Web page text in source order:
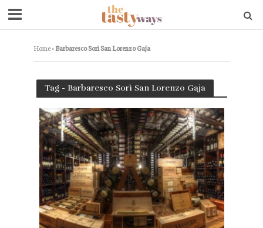
Home»Barbaresco Sorì San Lorenzo Gaja
Tag - Barbaresco Sorì San Lorenzo Gaja